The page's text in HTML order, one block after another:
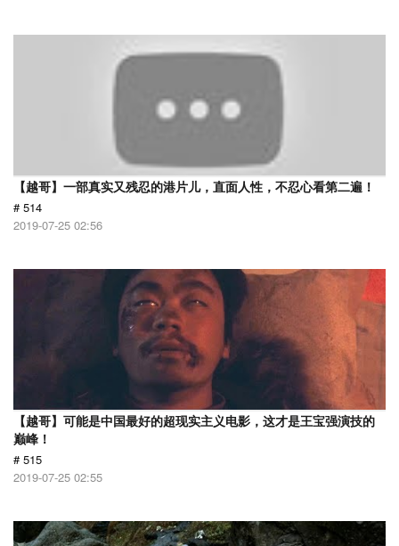
【越哥】一部真实又残忍的港片儿，直面人性，不忍心看第二遍！
# 514
2019-07-25 02:56
【越哥】可能是中国最好的超现实主义电影，这才是王宝强演技的
巅峰！
# 515
2019-07-25 02:55